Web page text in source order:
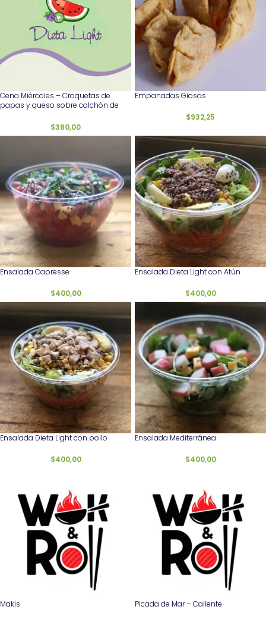
Cena Miércoles – Croquetas de
papas y queso sobre colchón de
$380,00
Empanadas Giosas
$932,25
Ensalada Capresse
$400,00
Ensalada Dieta Light con Atún
$400,00
Ensalada Dieta Light con pollo
$400,00
Ensalada Mediterránea
$400,00
Makis Picada de Mar – Caliente